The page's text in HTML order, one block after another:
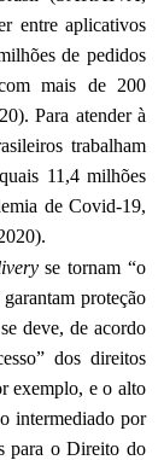
entre aplicativos
de pedidos
mais de 200
Para atender à
trabalham
11,4 milhões
de Covid-19,
se tornam “o
proteção
deve, de acordo
dos direitos
exemplo, e o alto
intermediado por
para o Direito do